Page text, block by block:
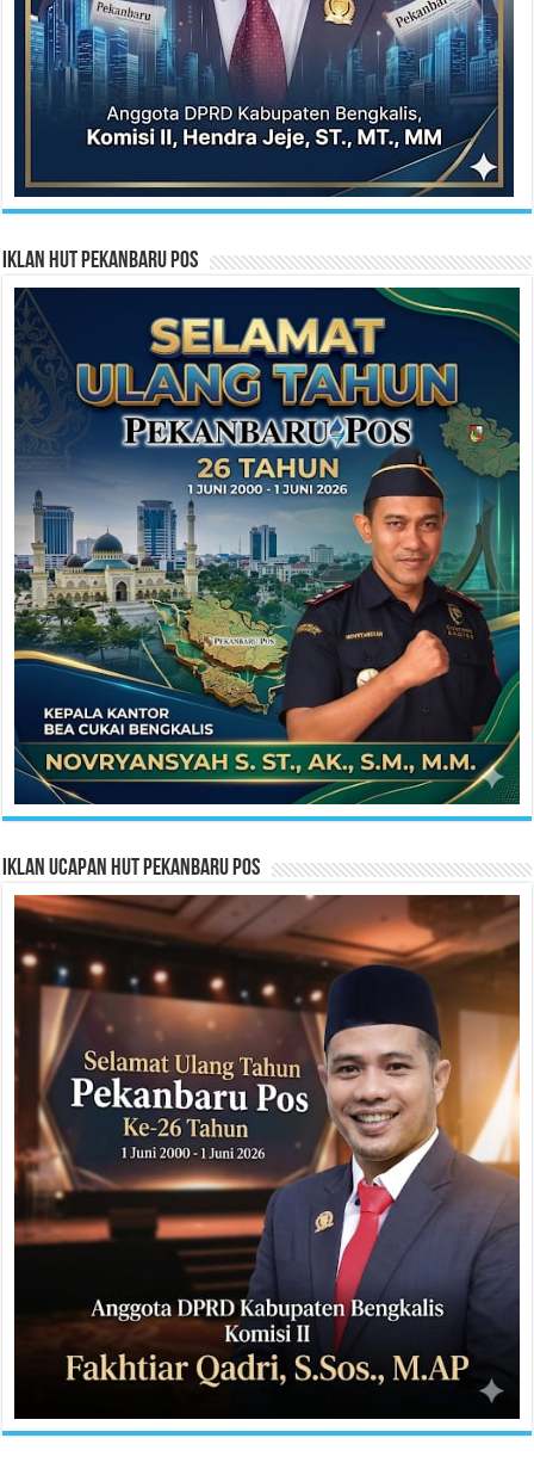
Iklan HUT Pekanbaru Pos
Iklan Ucapan HUT Pekanbaru Pos